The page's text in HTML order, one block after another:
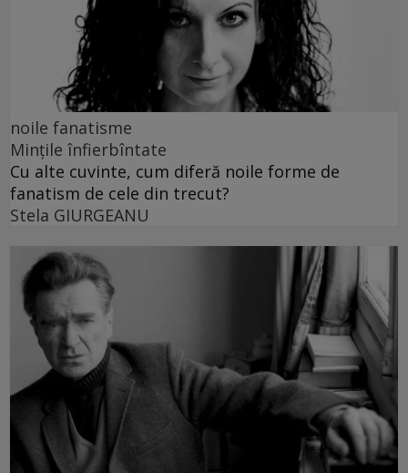
noile fanatisme
Mințile înfierbîntate
Cu alte cuvinte, cum diferă noile forme de
fanatism de cele din trecut?
Stela GIURGEANU